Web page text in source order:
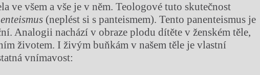
ve všem a vše je v něm. Teologové tuto skutečnost
(neplést si s panteismem). Tento panenteismus je
Analogii nachází v obraze plodu dítěte v ženském těle,
životem. I živým buňkám v našem těle je vlastní
vnímavost: